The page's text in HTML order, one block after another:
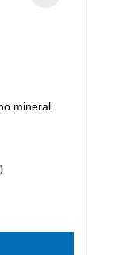
mineral